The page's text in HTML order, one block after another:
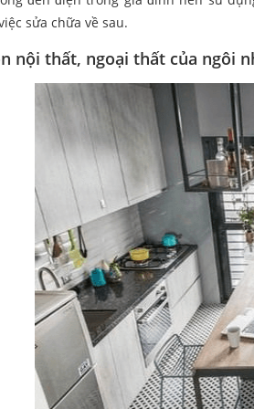
sửa chữa về sau.
nội thất, ngoại thất của ngôi